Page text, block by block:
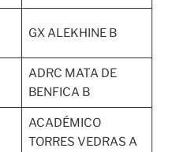
GX ALEKHINE B
ADRC MATA DE
BENFICA B
ACADÉMICO
TORRES VEDRAS A